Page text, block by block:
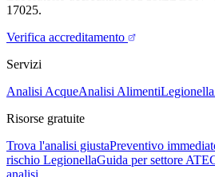
17025.
Verifica accreditamento
Servizi
Analisi AcqueAnalisi AlimentiLegionella
Risorse gratuite
Trova l'analisi giustaPreventivo
rischio LegionellaGuida per settore
analisi